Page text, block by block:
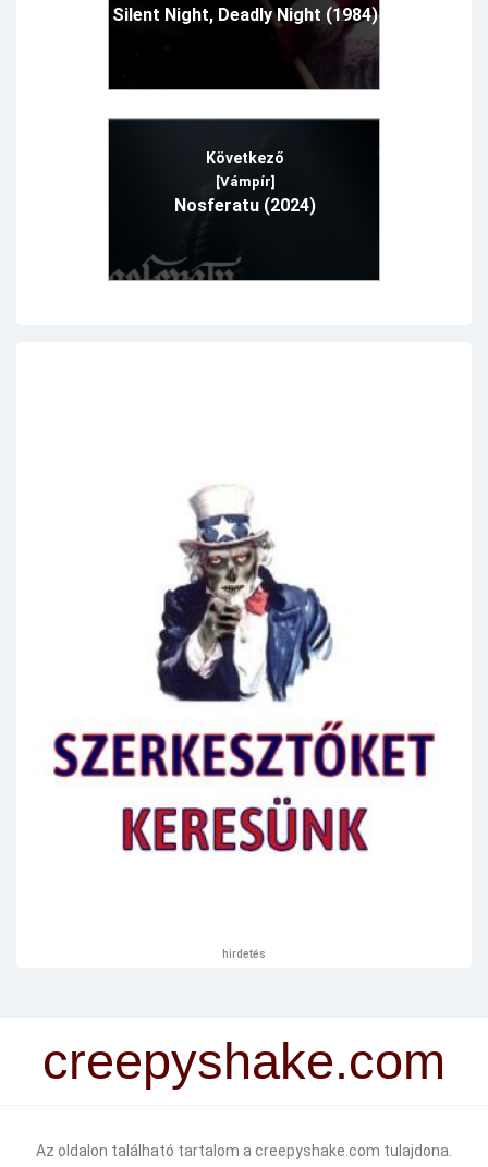
Silent Night, Deadly Night (1984)
Következő
[Vámpír]
Nosferatu (2024)
hirdetés
creepyshake.com
Az oldalon található tartalom a creepyshake.com tulajdona.